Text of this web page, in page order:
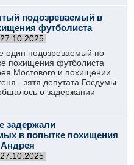
подозреваемый в
футболиста
27.10.2025
один подозреваемый по
похищения футболиста
Мостового и похищении
- зятя депутата Госдумы
о задержании
задержали
в попытке похищения
27.10.2025